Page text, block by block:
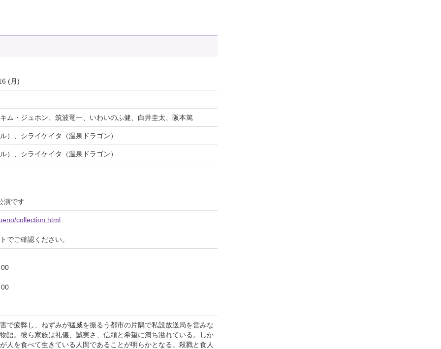
(月)
ム・ジュホン、筑波竜一、いわいのふ健、白井圭太、阪本篤
）、シライケイタ（温泉ドラゴン）
）、シライケイタ（温泉ドラゴン）
演です
collection.html
でご確認ください。
で疲弊し、ねずみが猛威を振るう都市の片隅で私設放送局を営みな
語。彼ら家族は礼儀、誠実さ、信頼と希望に満ち溢れている。しか
人を食べて生きている人間であることが明らかとなる。殺戮と食人